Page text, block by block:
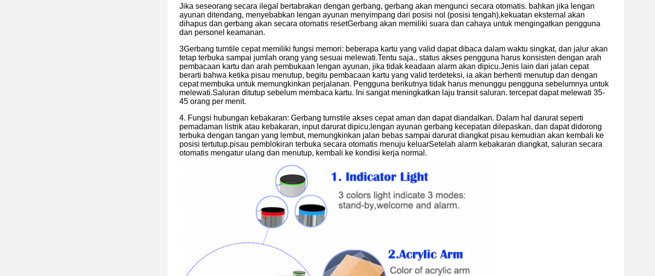
Jika seseorang secara ilegal bertabrakan dengan gerbang, gerbang akan mengunci secara otomatis. bahkan jika lengan
ayunan ditendang, menyebabkan lengan ayunan menyimpang dari posisi nol (posisi tengah),kekuatan eksternal akan
dihapus dan gerbang akan secara otomatis resetGerbang akan memiliki suara dan cahaya untuk mengingatkan pengguna
dan personel keamanan.
3Gerbang turntile cepat memiliki fungsi memori: beberapa kartu yang valid dapat dibaca dalam waktu singkat, dan jalur akan
tetap terbuka sampai jumlah orang yang sesuai melewati.Tentu saja., status akses pengguna harus konsisten dengan arah
pembacaan kartu dan arah pembukaan lengan ayunan, jika tidak keadaan alarm akan dipicu.Jenis lain dari jalan cepat
berarti bahwa ketika pisau menutup, begitu pembacaan kartu yang valid terdeteksi, ia akan berhenti menutup dan dengan
cepat membuka untuk memungkinkan perjalanan. Pengguna berikutnya tidak harus menunggu pengguna sebelumnya untuk
melewati.Saluran ditutup sebelum membaca kartu. Ini sangat meningkatkan laju transit saluran. tercepat dapat melewati 35-
45 orang per menit.
4. Fungsi hubungan kebakaran: Gerbang turnstile akses cepat aman dan dapat diandalkan. Dalam hal darurat seperti
pemadaman listrik atau kebakaran, input darurat dipicu,lengan ayunan gerbang kecepatan dilepaskan, dan dapat didorong
terbuka dengan tangan yang lembut, memungkinkan jalan bebas sampai darurat diangkat pisau kemudian akan kembali ke
posisi tertutup.pisau pemblokiran terbuka secara otomatis menuju keluarSetelah alarm kebakaran diangkat, saluran secara
otomatis mengatur ulang dan menutup, kembali ke kondisi kerja normal.